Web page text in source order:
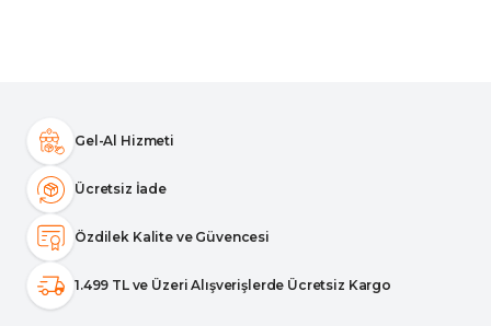
Gel-Al Hizmeti
Ücretsiz İade
Özdilek Kalite ve Güvencesi
1.499 TL ve Üzeri Alışverişlerde Ücretsiz Kargo